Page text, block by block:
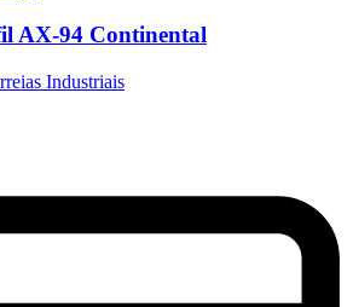
AX-94 Continental
Industriais